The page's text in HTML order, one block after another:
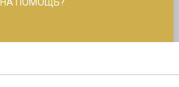
ПОМОЩЬ?